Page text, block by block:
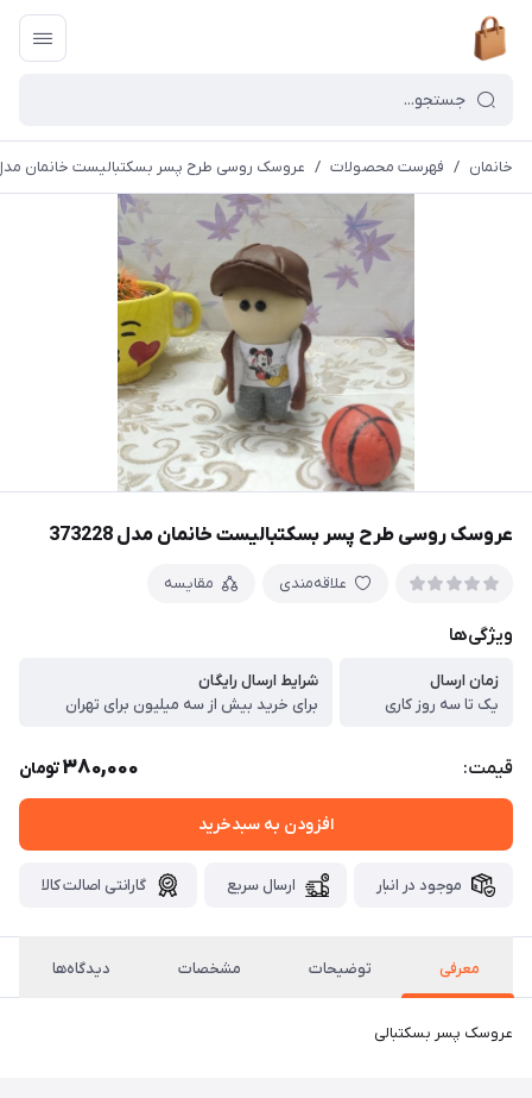
خانمان / فهرست محصولات / عروسک روسی طرح پسر بسکتبالیست خانمان مدل
عروسک روسی طرح پسر بسکتبالیست خانمان مدل 373228
علاقه‌مندی مقایسه
ویژگی‌ها
زمان ارسال
یک تا سه روز کاری
شرایط ارسال رایگان
برای خرید بیش از سه میلیون برای تهران
قیمت: 380,000تومان
افزودن به سبدخرید
موجود در انبار ارسال سریع گارانتی اصالت کالا
معرفی توضیحات مشخصات دیدگاه‌ها
عروسک پسر بسکتبالی